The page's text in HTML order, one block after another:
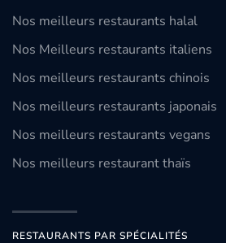
Nos meilleurs restaurants halal
Nos Meilleurs restaurants italiens
Nos meilleurs restaurants chinois
Nos meilleurs restaurants japonais
Nos meilleurs restaurants vegans
Nos meilleurs restaurant thaïs
RESTAURANTS PAR SPÉCIALITÉS